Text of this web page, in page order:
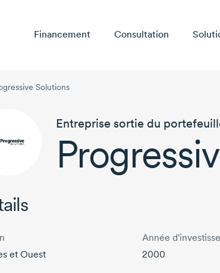
Financement Consultation
Solutions
Entreprise sortie du
et Ouest
Année
2000